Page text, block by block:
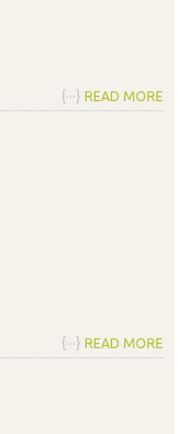
{···} READ MORE
{···} READ MORE